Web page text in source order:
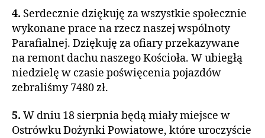
4. Serdecznie dziękuję za wszystkie społecznie
wykonane prace na rzecz naszej wspólnoty
Parafialnej. Dziękuję za ofiary przekazywane
na remont dachu naszego Kościoła. W ubiegłą
niedzielę w czasie poświęcenia pojazdów
zebraliśmy 7480 zł.
5. W dniu 18 sierpnia będą miały miejsce w
Ostrówku Dożynki Powiatowe, które uroczyście